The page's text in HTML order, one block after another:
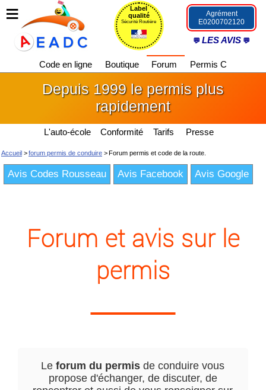
Label
qualité
Sécurité Routière
Agrément
E0200702120
LES AVIS
Code en ligne Boutique Forum Permis C
Depuis 1999 le permis plus
rapidement
L'auto-école Conformité Tarifs Presse
Accueil >forum permis de conduire >Forum permis et code de la route.
Avis Codes Rousseau Avis Facebook Avis Google
Forum et avis sur le
permis
Leforum du permis de conduire vous
propose d'échanger, de discuter, de